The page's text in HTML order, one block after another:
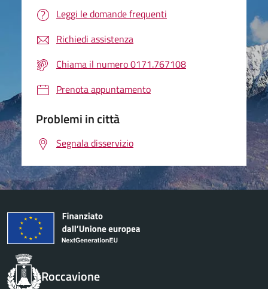
Leggi le domande frequenti
Richiedi assistenza
Chiama il numero 0171.767108
Prenota appuntamento
Problemi in città
Segnala disservizio
Roccavione